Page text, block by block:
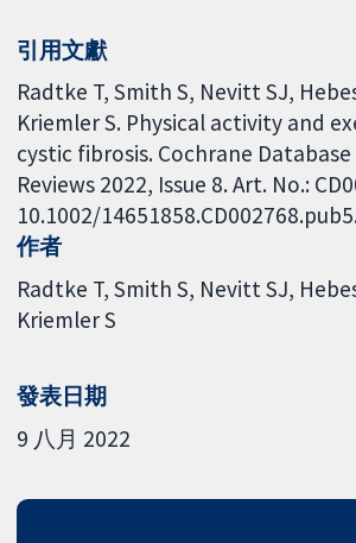
引用文獻
Radtke T, Smith S, Nevitt SJ,
Kriemler S. Physical activity and
cystic fibrosis. Cochrane
Reviews 2022, Issue 8. Art. No.:
10.1002/
作者
Radtke T Smith S Nevitt SJ
Kriemler S
發表日期
9 八月 2022